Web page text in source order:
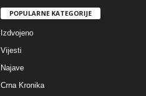
POPULARNE KATEGORIJE
Izdvojeno
Vijesti
Najave
Crna Kronika